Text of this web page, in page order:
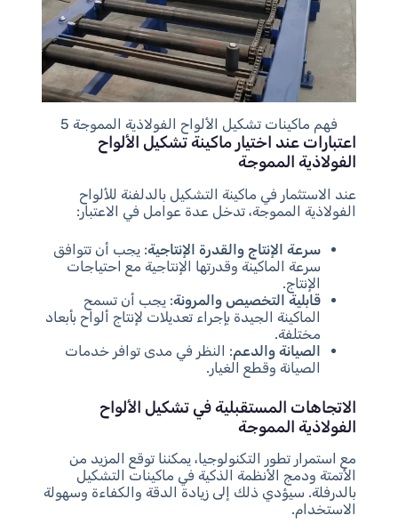
فهم ماكينات تشكيل الألواح الفولاذية المموجة 5
اعتبارات عند اختيار ماكينة تشكيل الألواح
الفولاذية المموجة
عند الاستثمار في ماكينة التشكيل بالدلفنة للألواح
الفولاذية المموجة، تدخل عدة عوامل في الاعتبار:
سرعة الإنتاج والقدرة الإنتاجية: يجب أن تتوافق
سرعة الماكينة وقدرتها الإنتاجية مع احتياجات
الإنتاج.
قابلية التخصيص والمرونة: يجب أن تسمح
الماكينة الجيدة بإجراء تعديلات لإنتاج ألواح بأبعاد
مختلفة.
الصيانة والدعم: النظر في مدى توافر خدمات
الصيانة وقطع الغيار.
الاتجاهات المستقبلية في تشكيل الألواح
الفولاذية المموجة
مع استمرار تطور التكنولوجيا، يمكننا توقع المزيد من
الأتمتة ودمج الأنظمة الذكية في ماكينات التشكيل
بالدرفلة. سيؤدي ذلك إلى زيادة الدقة والكفاءة وسهولة
الاستخدام.